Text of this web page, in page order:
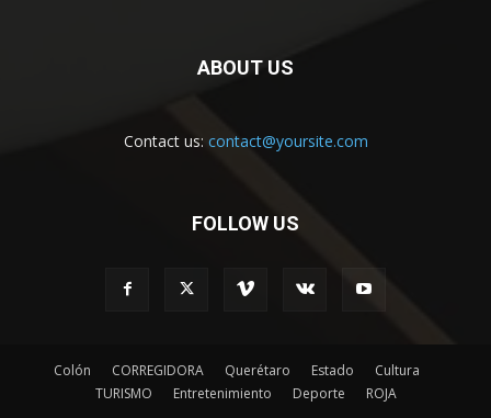
ABOUT US
Contact us: contact@yoursite.com
FOLLOW US
Colón CORREGIDORA Querétaro Estado
Cultura
TURISMO
Entretenimiento Deporte ROJA